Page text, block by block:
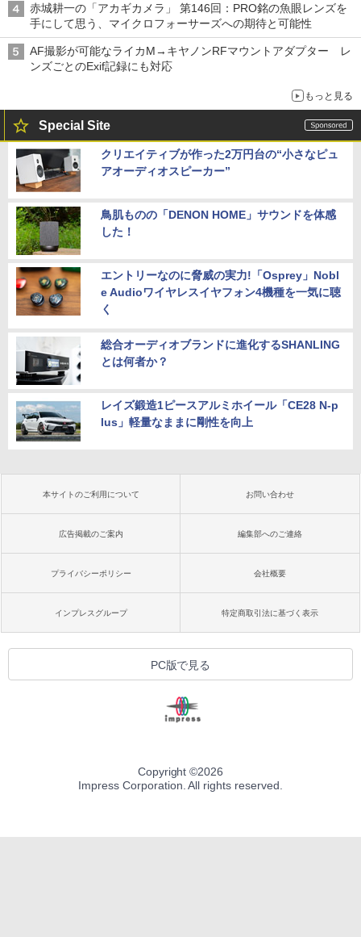
赤城耕一の「アカギカメラ」 第146回：PRO銘の魚眼レンズを
手にして思う、マイクロフォーサーズへの期待と可能性
AF撮影が可能なライカM→キヤノンRFマウントアダプター レ
ンズごとのExif記録にも対応
もっと見る
Special Site
クリエイティブが作った2万円台の“小さなピュ
アオーディオスピーカー”
鳥肌ものの「DENON HOME」サウンドを体感
した！
エントリーなのに脅威の実力!「Osprey」Nobl
e Audioワイヤレスイヤフォン4機種を一気に聴
く
総合オーディオブランドに進化するSHANLING
とは何者か？
レイズ鍛造1ピースアルミホイール「CE28 N-p
lus」軽量なままに剛性を向上
本サイトのご利用について お問い合わせ
広告掲載のご案内 編集部へのご連絡
プライバシーポリシー 会社概要
インプレスグループ 特定商取引法に基づく表示
PC版で見る
Copyright ©2026
Impress Corporation. All rights reserved.